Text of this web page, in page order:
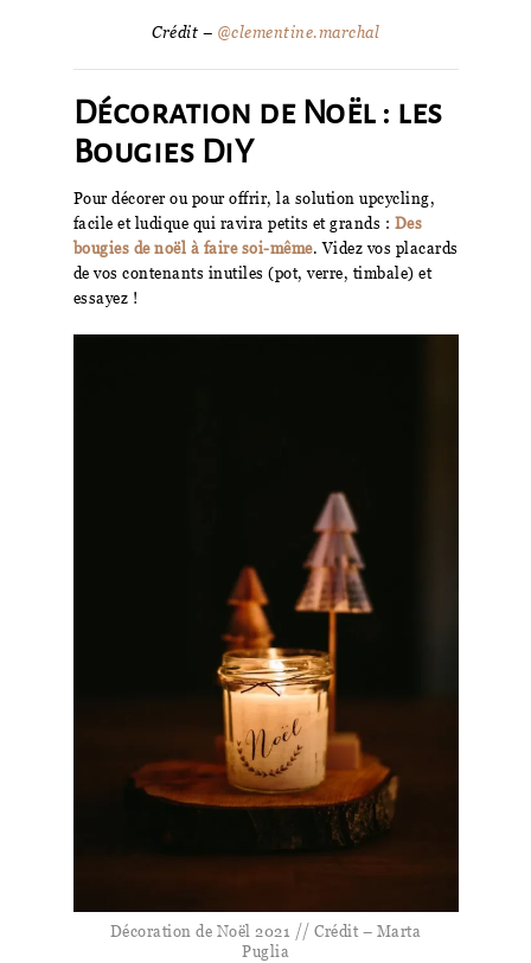
Crédit – @clementine.marchal
Décoration de Noël : les
Bougies DiY
Pour décorer ou pour offrir, la solution upcycling,
facile et ludique qui ravira petits et grands : Des
bougies de noël à faire soi-même. Videz vos placards
de vos contenants inutiles (pot, verre, timbale) et
essayez !
Décoration de Noël 2021 // Crédit – Marta
Puglia